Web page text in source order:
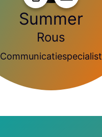
Summer
Rous
Communicatiespecialist